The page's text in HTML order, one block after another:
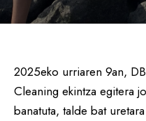
2025eko urriaren 9an,
Cleaning ekintza egitera
banatuta, talde bat